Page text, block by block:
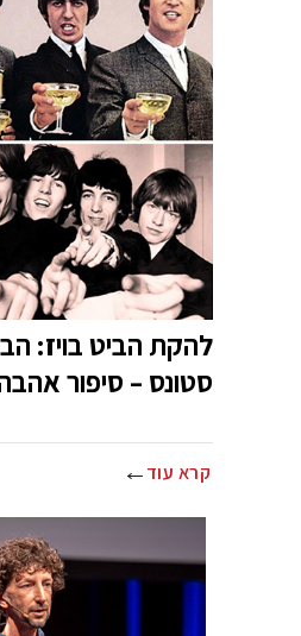
להקת הביט בויז:
סטונס – סיפור
קרא עוד